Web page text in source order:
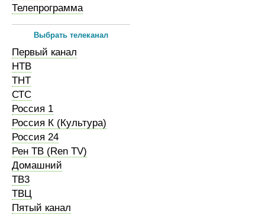
Телепрограмма
Выбрать телеканал
Первый канал
НТВ
ТНТ
СТС
Россия 1
Россия К (Культура)
Россия 24
Рен ТВ (Ren TV)
Домашний
ТВ3
ТВЦ
Пятый канал